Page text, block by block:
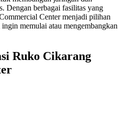
Dengan berbagai fasilitas yang
Center menjadi pilihan
memulai atau mengembangkan
Ruko Cikarang